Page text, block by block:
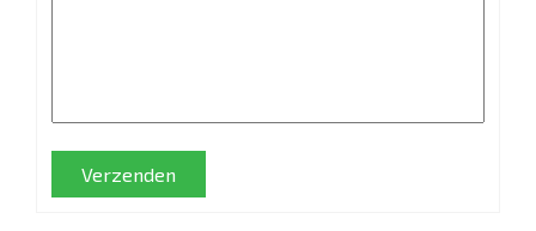
Verzenden